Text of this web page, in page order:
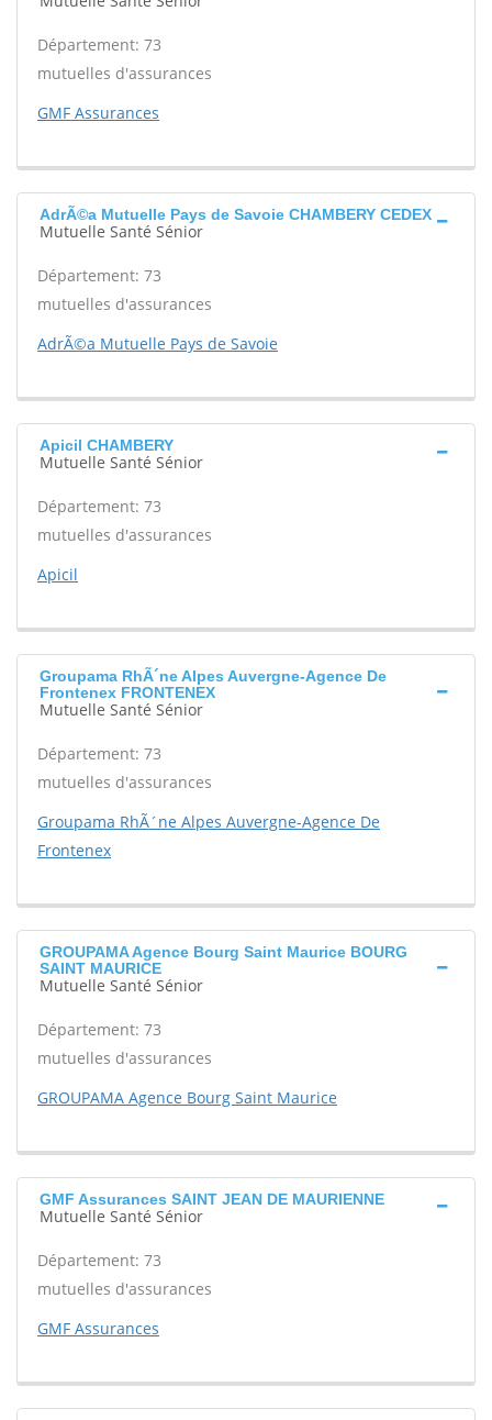
Département: 73
mutuelles d'assurances
GMF Assurances
AdrÃ©a Mutuelle Pays de Savoie CHAMBERY CEDEX
Mutuelle Santé Sénior
Département: 73
mutuelles d'assurances
AdrÃ©a Mutuelle Pays de Savoie
Apicil CHAMBERY
Mutuelle Santé Sénior
Département: 73
mutuelles d'assurances
Apicil
Groupama RhÃ´ne Alpes Auvergne-Agence De
Frontenex FRONTENEX
Mutuelle Santé Sénior
Département: 73
mutuelles d'assurances
Groupama RhÃ´ne Alpes Auvergne-Agence De
Frontenex
GROUPAMA Agence Bourg Saint Maurice BOURG
SAINT MAURICE
Mutuelle Santé Sénior
Département: 73
mutuelles d'assurances
GROUPAMA Agence Bourg Saint Maurice
GMF Assurances SAINT JEAN DE MAURIENNE
Mutuelle Santé Sénior
Département: 73
mutuelles d'assurances
GMF Assurances